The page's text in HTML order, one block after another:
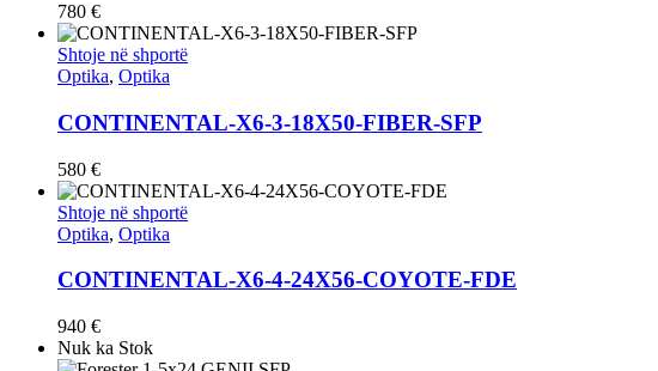
780 €
Shtoje në shportë
Optika, Optika
CONTINENTAL-X6-3-18X50-FIBER-SFP
580 €
Shtoje në shportë
Optika, Optika
CONTINENTAL-X6-4-24X56-COYOTE-FDE
940 €
Nuk ka Stok